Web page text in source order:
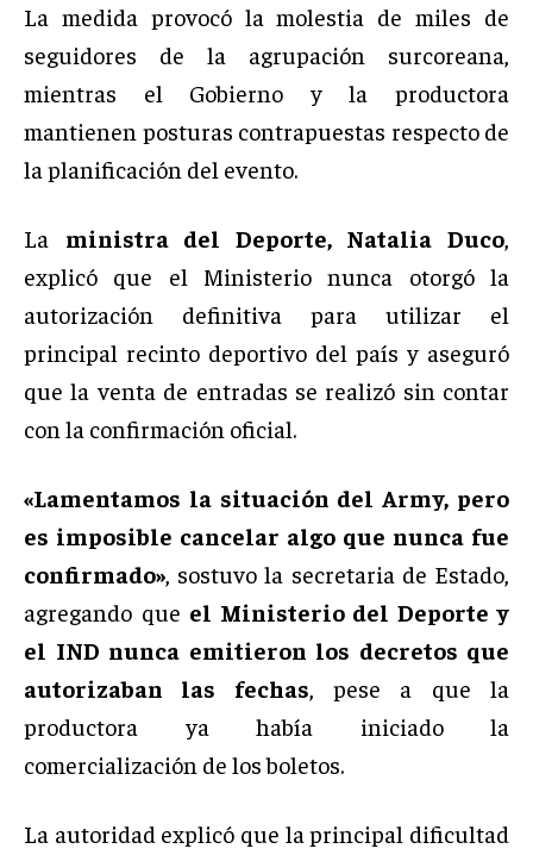
La medida provocó la molestia de miles de
seguidores de la agrupación surcoreana,
mientras el Gobierno y la productora
mantienen posturas contrapuestas respecto de
la planificación del evento.
La ministra del Deporte, Natalia Duco,
explicó que el Ministerio nunca otorgó la
autorización definitiva para utilizar el
principal recinto deportivo del país y aseguró
que la venta de entradas se realizó sin contar
con la confirmación oficial.
«Lamentamos la situación del Army, pero
es imposible cancelar algo que nunca fue
confirmado», sostuvo la secretaria de Estado,
agregando que el Ministerio del Deporte y
el IND nunca emitieron los decretos que
autorizaban las fechas, pese a que la
productora ya había iniciado la
comercialización de los boletos.
La autoridad explicó que la principal dificultad